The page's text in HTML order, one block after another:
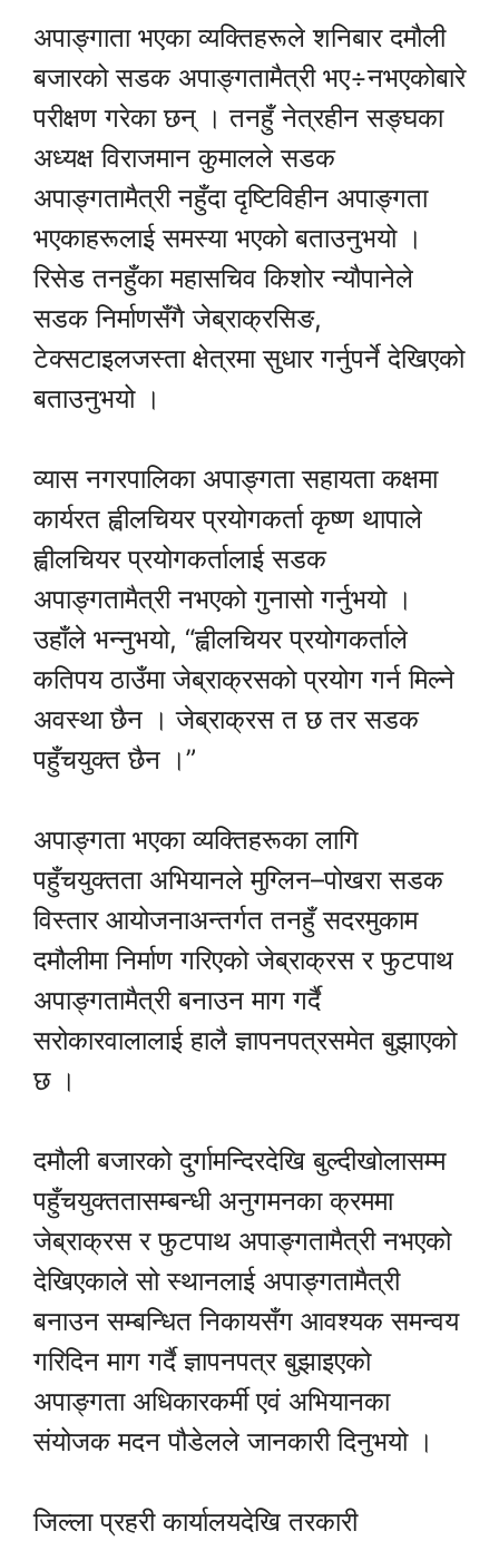
अपाङ्गाता भएका व्यक्तिहरूले शनिबार दमौली
बजारको सडक अपाङ्गतामैत्री भए÷नभएकोबारे
परीक्षण गरेका छन् । तनहुँ नेत्रहीन सङ्घका
अध्यक्ष विराजमान कुमालले सडक
अपाङ्गतामैत्री नहुँदा दृष्टिविहीन अपाङ्गता
भएकाहरूलाई समस्या भएको बताउनुभयो ।
रिसेड तनहुँका महासचिव किशोर न्यौपानेले
सडक निर्माणसँगै जेब्राक्रसिङ,
टेक्सटाइलजस्ता क्षेत्रमा सुधार गर्नुपर्ने देखिएको
बताउनुभयो ।
व्यास नगरपालिका अपाङ्गता सहायता कक्षमा
कार्यरत ह्वीलचियर प्रयोगकर्ता कृष्ण थापाले
ह्वीलचियर प्रयोगकर्तालाई सडक
अपाङ्गतामैत्री नभएको गुनासो गर्नुभयो ।
उहाँले भन्नुभयो, “ह्वीलचियर प्रयोगकर्ताले
कतिपय ठाउँमा जेब्राक्रसको प्रयोग गर्न मिल्ने
अवस्था छैन । जेब्राक्रस त छ तर सडक
पहुँचयुक्त छैन ।”
अपाङ्गता भएका व्यक्तिहरूका लागि
पहुँचयुक्तता अभियानले मुग्लिन–पोखरा सडक
विस्तार आयोजनाअन्तर्गत तनहुँ सदरमुकाम
दमौलीमा निर्माण गरिएको जेब्राक्रस र फुटपाथ
अपाङ्गतामैत्री बनाउन माग गर्दै
सरोकारवालालाई हालै ज्ञापनपत्रसमेत बुझाएको
छ ।
दमौली बजारको दुर्गामन्दिरदेखि बुल्दीखोलासम्म
पहुँचयुक्ततासम्बन्धी अनुगमनका क्रममा
जेब्राक्रस र फुटपाथ अपाङ्गतामैत्री नभएको
देखिएकाले सो स्थानलाई अपाङ्गतामैत्री
बनाउन सम्बन्धित निकायसँग आवश्यक समन्वय
गरिदिन माग गर्दै ज्ञापनपत्र बुझाइएको
अपाङ्गता अधिकारकर्मी एवं अभियानका
संयोजक मदन पौडेलले जानकारी दिनुभयो ।
जिल्ला प्रहरी कार्यालयदेखि तरकारी